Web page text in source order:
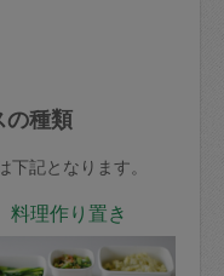
の種類
記となります。
料理作り置き